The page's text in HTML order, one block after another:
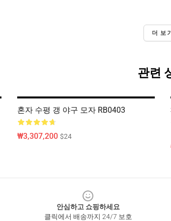
더 보기
관련
혼자 수평 갱 야구 모자 RB0403
₩3,307,200 $24
안심하고 쇼핑하세요
클릭에서 배송까지 24/7 보호